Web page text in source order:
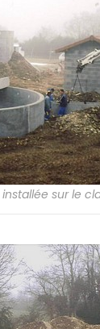
sur le